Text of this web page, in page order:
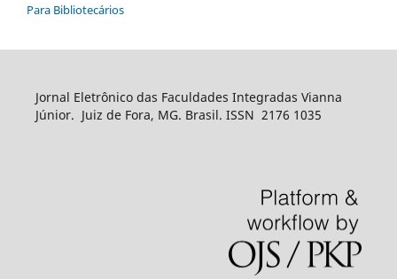
Para Bibliotecários
Jornal Eletrônico das Faculdades Integradas Vianna
Júnior. Juiz de Fora, MG. Brasil. ISSN 2176 1035